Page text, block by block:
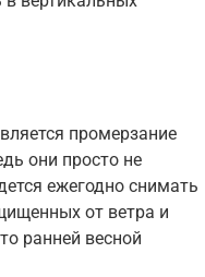
промерзание
они просто не
ежегодно снимать
от ветра и
ранней весной